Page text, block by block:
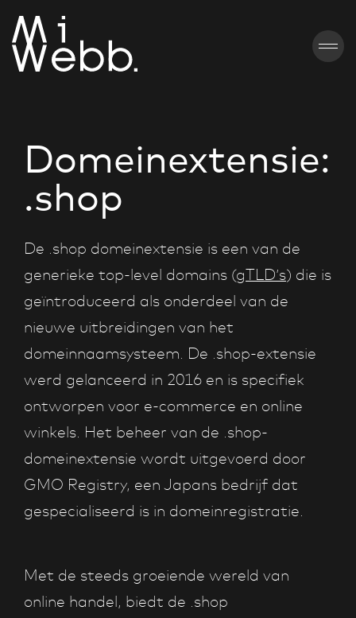
Domeinextensie:
.shop
De .shop domeinextensie is een van de
generieke top-level domains (gTLD’s) die is
geïntroduceerd als onderdeel van de
nieuwe uitbreidingen van het
domeinnaamsysteem. De .shop-extensie
werd gelanceerd in 2016 en is specifiek
ontworpen voor e-commerce en online
winkels. Het beheer van de .shop-
domeinextensie wordt uitgevoerd door
GMO Registry, een Japans bedrijf dat
gespecialiseerd is in domeinregistratie.
Met de steeds groeiende wereld van
online handel, biedt de .shop